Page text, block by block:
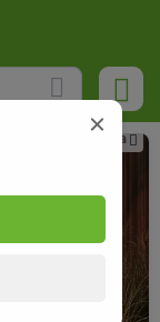
Реклама